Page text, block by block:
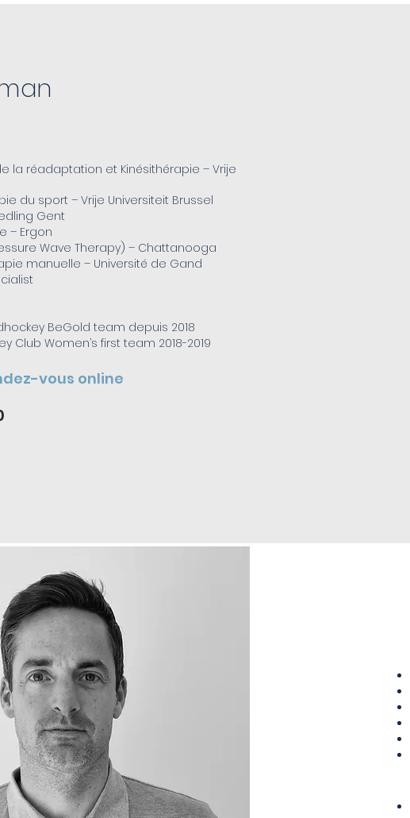
la réadaptation et Kinésithérapie – Vrije
du sport – Vrije Universiteit Brussel
Gent
– Ergon
Wave Therapy) – Chattanooga
manuelle – Université de Gand
BeGold team depuis 2018
Club Women’s first team 2018-2019
vous online